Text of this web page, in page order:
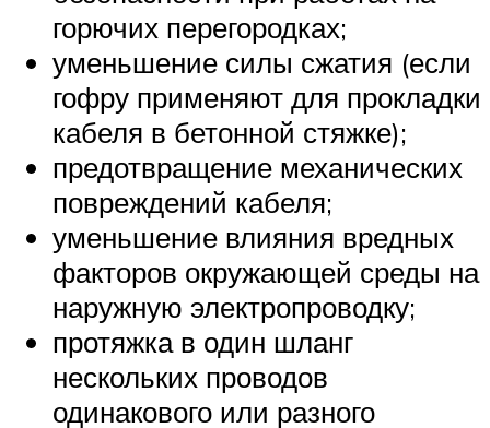
горючих перегородках;
уменьшение силы сжатия (если
гофру применяют для прокладки
кабеля в бетонной стяжке);
предотвращение механических
повреждений кабеля;
уменьшение влияния вредных
факторов окружающей среды на
наружную электропроводку;
протяжка в один шланг
нескольких проводов
одинакового или разного